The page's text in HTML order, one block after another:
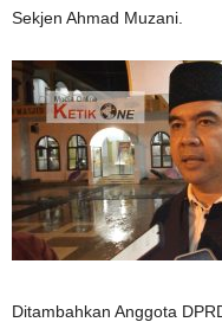
Sekjen Ahmad Muzani.
Ditambahkan Anggota